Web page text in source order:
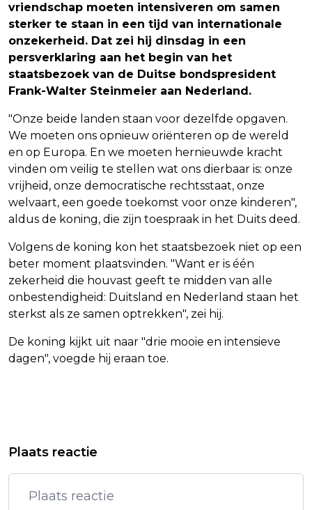
vriendschap moeten intensiveren om samen
sterker te staan in een tijd van internationale
onzekerheid. Dat zei hij dinsdag in een
persverklaring aan het begin van het
staatsbezoek van de Duitse bondspresident
Frank-Walter Steinmeier aan Nederland.
"Onze beide landen staan voor dezelfde opgaven.
We moeten ons opnieuw oriënteren op de wereld
en op Europa. En we moeten hernieuwde kracht
vinden om veilig te stellen wat ons dierbaar is: onze
vrijheid, onze democratische rechtsstaat, onze
welvaart, een goede toekomst voor onze kinderen",
aldus de koning, die zijn toespraak in het Duits deed.
Volgens de koning kon het staatsbezoek niet op een
beter moment plaatsvinden. "Want er is één
zekerheid die houvast geeft te midden van alle
onbestendigheid: Duitsland en Nederland staan het
sterkst als ze samen optrekken", zei hij.
De koning kijkt uit naar "drie mooie en intensieve
dagen", voegde hij eraan toe.
VOOR BESTRIJDING EBOLA-UITBRAAK
HORECA IN BIJNA HELFT GEMEENTEN
LANGER OPEN TIJDENS WK VOETBAL
Plaats reactie